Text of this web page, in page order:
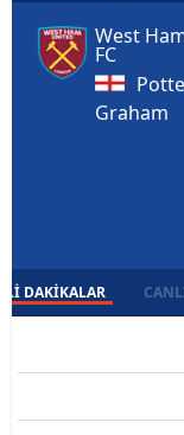
West
FC
Graham
DAKIKALAR